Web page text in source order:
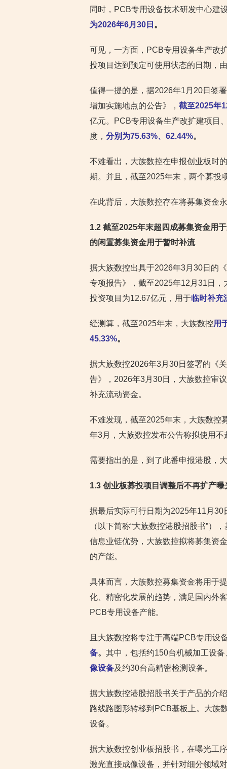
同时，PCB专用设备技术研发中心建
为2026年6月30日 。
可见，一方面，PCB专用设备生产改
投项目达到预定可使用状态的日期，
值得一提的是，据2026年1月20日签
增加实施地点的公告》， 截至2025年
亿元。PCB专用设备生产改扩建项目
度， 分别为75.63%、62.44%。
不难看出，大族数控在申报创业板时
期。并且，截至2025年末，两个募投
在此背后，大族数控存在将募集资金
1.2 截至2025年末超四成募集资金用
的闲置募集资金用于暂时补流
据大族数控出具于2026年3月30日的
专项报告》，截至2025年12月31日
投资项目为12.67亿元，用于临时补充
经测算，截至2025年末，大族数控用
45.33%。
据大族数控2026年3月30日签署的《
告》，2026年3月30日，大族数控审
补充流动资金。
不难发现，截至2025年末，大族数控
年3月，大族数控发布公告称拟使用
需要指出的是，到了此番申报港股，
1.3 创业板募投项目调整后不再扩产
据最后实际可行日期为2025年11月
（以下简称“大族数控港股招股书”）
信息业链优势，大族数控拟将募集资
的产能。
具体而言，大族数控募集资金将用于
化、精密化发展的趋势，满足国内外
PCB专用设备产能。
且大族数控将专注于高端PCB专用设
备。 其中，包括约150台机械加工设
像设备及约30台高精密检测设备。
据大族数控港股招股书关于产品的介
路线路图形转移到PCB基板上。大族
设备。
据大族数控创业板招股书，在曝光工
激光直接成像设备，并针对细分领域